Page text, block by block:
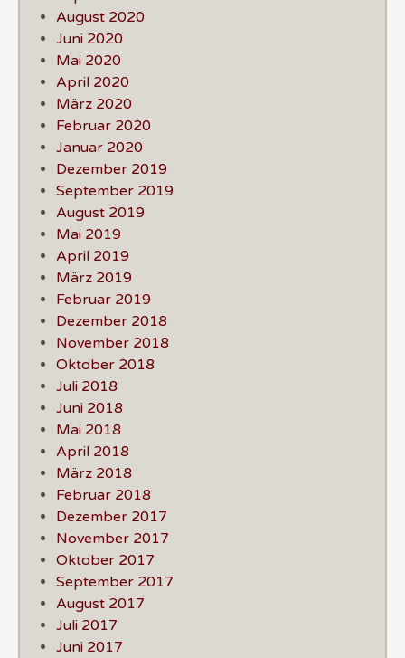
August 2020
Juni 2020
Mai 2020
April 2020
März 2020
Februar 2020
Januar 2020
Dezember 2019
September 2019
August 2019
Mai 2019
April 2019
März 2019
Februar 2019
Dezember 2018
November 2018
Oktober 2018
Juli 2018
Juni 2018
Mai 2018
April 2018
März 2018
Februar 2018
Dezember 2017
November 2017
Oktober 2017
September 2017
August 2017
Juli 2017
Juni 2017